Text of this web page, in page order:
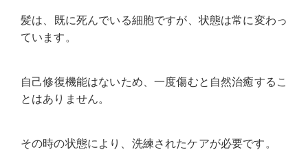
髪は、既に死んでいる細胞ですが、状態は常に変わっ
ています。
自己修復機能はないため、一度傷むと自然治癒するこ
とはありません。
その時の状態により、洗練されたケアが必要です。